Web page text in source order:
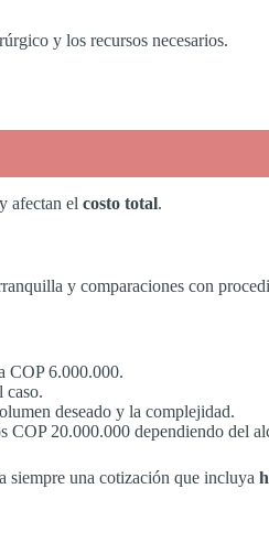
y los recursos necesarios.
afectan el costo total.
y comparaciones con
COP 6.000.000.
caso.
deseado y la complejidad.
COP 20.000.000 dependiendo del
siempre una cotización que incluya